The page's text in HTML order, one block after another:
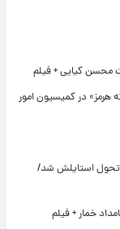
کیایی + فیلم
در کمیسیون امور
استایلش شد/
خمار + فیلم